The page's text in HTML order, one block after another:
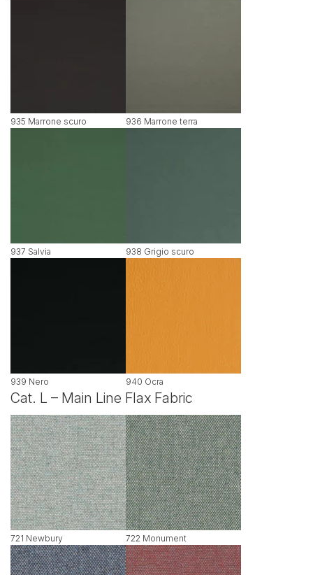
935 Marrone scuro 936 Marrone terra
937 Salvia 938 Grigio scuro
939 Nero 940 Ocra
Cat. L – Main Line Flax Fabric
721 Newbury 722 Monument